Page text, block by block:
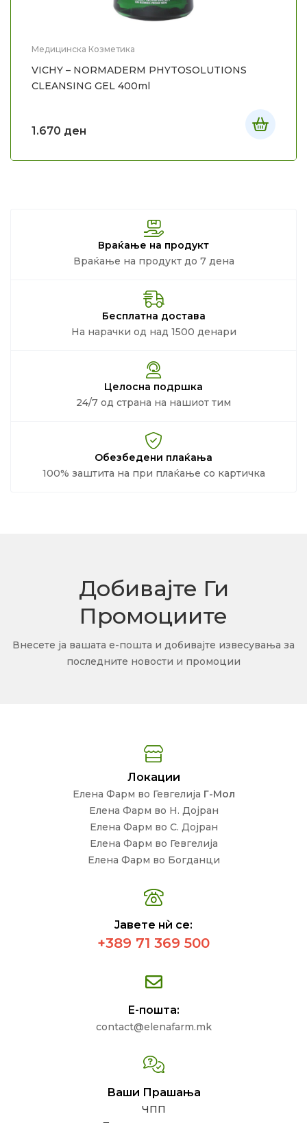
Медицинска Козметика
VICHY – NORMADERM PHYTOSOLUTIONS
CLEANSING GEL 400ml
1.670 ден
Враќање на продукт
Враќање на продукт до 7 дена
Бесплатна достава
На нарачки од над 1500 денари
Целосна подршка
24/7 од страна на нашиот тим
Обезбедени плаќања
100% заштита на при плаќање со картичка
Добивајте Ги
Промоциите
Внесете ја вашата е-пошта и добивајте извесувања за
последните новости и промоции
Локации
Елена Фарм во Гевгелија Г-Мол
Елена Фарм во Н. Дојран
Елена Фарм во С. Дојран
Елена Фарм во Гевгелија
Елена Фарм во Богданци
Јавете нѝ се:
+389 71 369 500
Е-пошта:
contact@elenafarm.mk
Ваши Прашања
ЧПП